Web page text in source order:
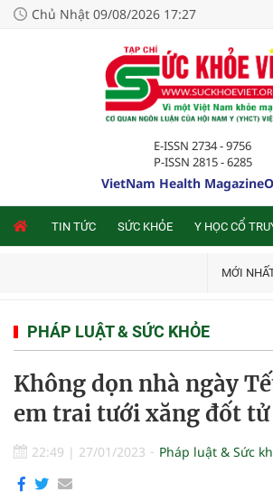
Chủ Nhật 09/08/2026 17:27
E-ISSN 2734 - 9756
P-ISSN 2815 - 6285
VietNam Health
TIN TỨC SỨC KHỎE Y HỌC CỔ
MỚI
PHÁP LUẬT & SỨC KHỎE
Không dọn nhà ngày
em trai tưới xăng đốt
22:49 | 27/01/2023 Pháp luật & Sức